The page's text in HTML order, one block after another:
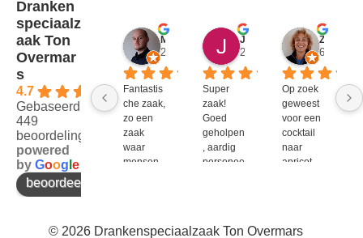
Dranken
speciaalz
aak Ton
Overmar
s
4.7
Gebaseerd op
449
beoordelingen
powered
by Goog e
beoordeel ons op
2 jaar geleden
Fantastis
che zaak,
zo een
zaak
waar
mensen
enthousi
2 jaar geleden
Super
zaak!
Goed
geholpen
, aardig
personee
6 jaar
Op zoek
geweest
voor een
cocktail
naar
apricot
niet te
© 2026 Drankenspeciaalzaak Ton Overmars